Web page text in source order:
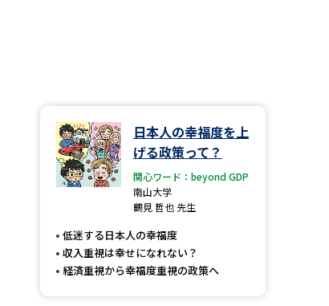
日本人の幸福度を上
げる政策って？
関心ワード：beyond GDP
南山大学
鶴見 哲也 先生
低迷する日本人の幸福度
収入重視は幸せになれない？
経済重視から幸福度重視の政策へ